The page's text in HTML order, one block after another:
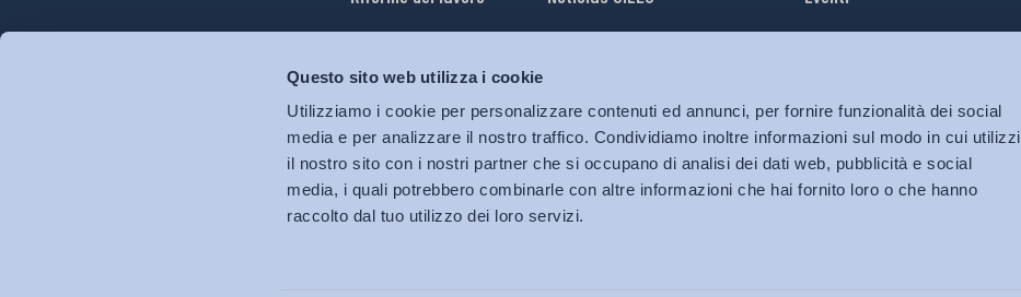
Questo sito web utilizza i cookie
Utilizziamo i cookie per personalizzare contenuti ed annunci, per fornire funzionalità dei social
media e per analizzare il nostro traffico. Condividiamo inoltre informazioni sul modo in cui utilizzi
il nostro sito con i nostri partner che si occupano di analisi dei dati web, pubblicità e social
media, i quali potrebbero combinarle con altre informazioni che hai fornito loro o che hanno
raccolto dal tuo utilizzo dei loro servizi.
Mercato del lavoro
Relazioni industriali
Salute e sicurezza
Welfare
Lavora con Noi